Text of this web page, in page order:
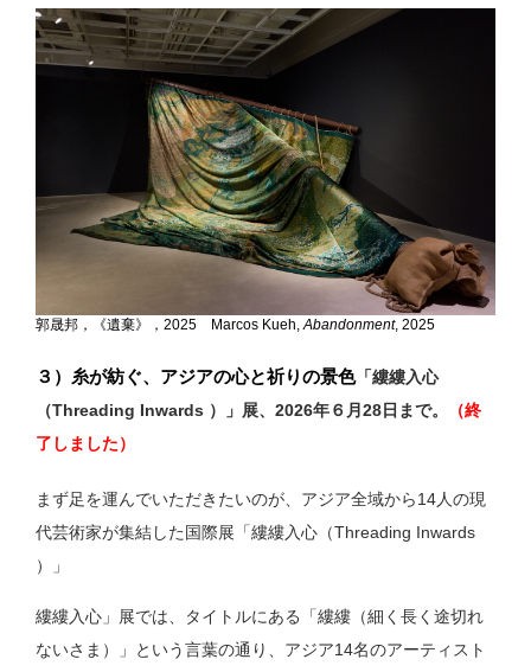
郭晟邦，《遺棄》，2025 Marcos Kueh,Abandonment, 2025
３）糸が紡ぐ、アジアの心と祈りの景色「縷縷入心
（Threading Inwards ）」展、2026年６月28日まで。
（終
了しました）
まず足を運んでいただきたいのが、アジア全域から14人の現
代芸術家が集結した国際展「縷縷入心（Threading Inwards
）」
縷縷入心」展では、タイトルにある「縷縷（細く長く途切れ
ないさま）」という言葉の通り、アジア14名のアーティスト